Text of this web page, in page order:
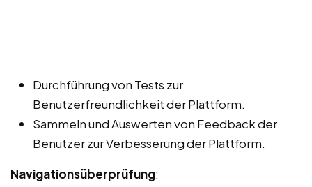
Durchführung von Tests zur
Benutzerfreundlichkeit der Plattform.
Sammeln und Auswerten von Feedback der
Benutzer zur Verbesserung der Plattform.
Navigationsüberprüfung: